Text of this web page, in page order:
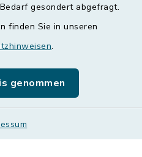
gesondert abgefragt.
finden Sie in unseren
.
genommen
Sprache